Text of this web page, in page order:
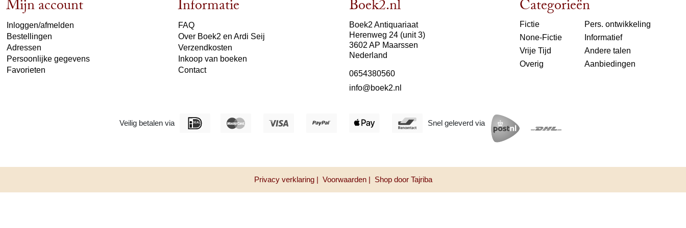
Mijn account
Inloggen/afmelden
Bestellingen
Adressen
Persoonlijke gegevens
Favorieten
Informatie
FAQ
Over Boek2 en Ardi Seij
Verzendkosten
Inkoop van boeken
Contact
Boek2.nl
Boek2 Antiquariaat
Herenweg 24 (unit 3)
3602 AP Maarssen
Nederland
0654380560
info@boek2.nl
Categorieën
Fictie
None-Fictie
Vrije Tijd
Overig
Pers. ontwikkeling
Informatief
Andere talen
Aanbiedingen
Veilig betalen via Snel geleverd via
Privacy verklaring | Voorwaarden | Shop door Tajriba